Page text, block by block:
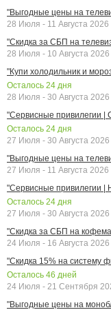
"Выгодные цены на
28 Июля - 11 Августа 2026
"Скидка за СБП на
28 Июля - 10 Августа 2026
"Купи холодильник и
Осталось 24 дня
28 Июля - 30 Августа 2026
"Сервисные привилегии |
Осталось 24 дня
27 Июля - 30 Августа 2026
"Выгодные цены на
27 Июля - 11 Августа 2026
"Сервисные привилегии |
Осталось 24 дня
27 Июля - 30 Августа 2026
"Скидка за СБП на
24 Июля - 16 Августа 2026
"Скидка 15% на систему
Осталось 46 дней
24 Июля - 21 Сентября
"Выгодные цены на